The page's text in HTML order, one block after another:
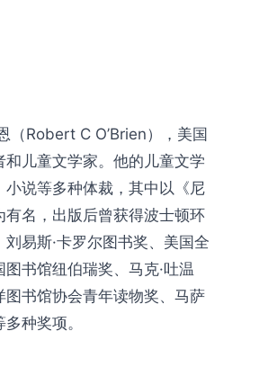
（Robert C O’Brien），美国
和儿童文学家。他的儿童文学
小说等多种体裁，其中以《尼
有名，出版后曾获得波士顿环
易斯·卡罗尔图书奖、美国全
书馆纽伯瑞奖、马克·吐温
图书馆协会青年读物奖、马萨
种奖项。